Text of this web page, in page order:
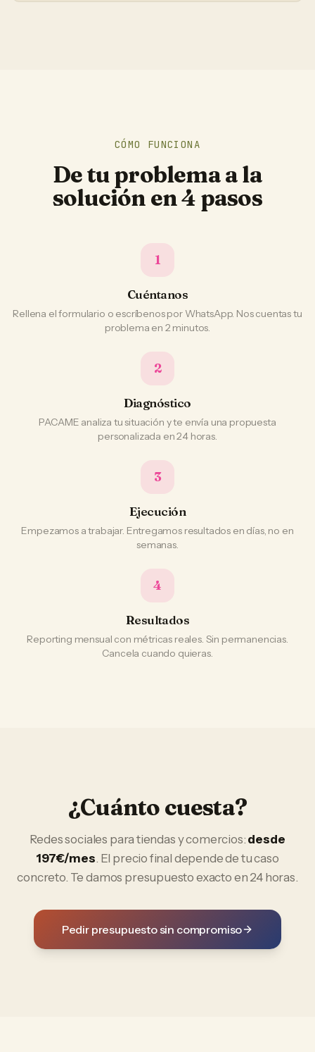
CÓMO FUNCIONA
De tu problema a la
solución en 4 pasos
1
Cuéntanos
Rellena el formulario o escríbenos por WhatsApp. Nos cuentas tu
problema en 2 minutos.
2
Diagnóstico
PACAME analiza tu situación y te envía una propuesta
personalizada en 24 horas.
3
Ejecución
Empezamos a trabajar. Entregamos resultados en días, no en
semanas.
4
Resultados
Reporting mensual con métricas reales. Sin permanencias.
Cancela cuando quieras.
¿Cuánto cuesta?
Redes sociales paratiendas y comercios: desde
197€/mes. El precio final depende de tu caso
concreto. Te damos presupuesto exacto en 24 horas.
Pedir presupuesto sin compromiso